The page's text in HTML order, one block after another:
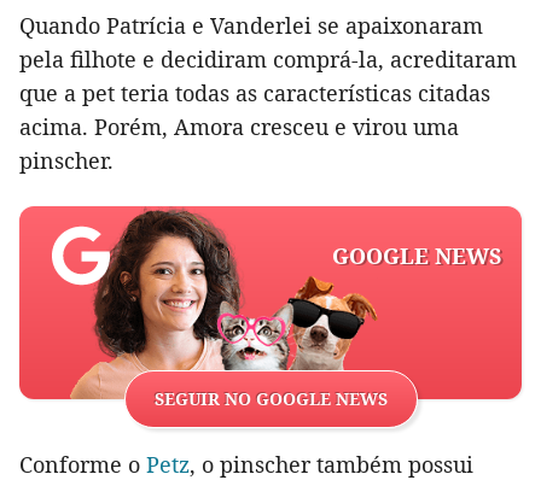
Quando Patrícia e Vanderlei se apaixonaram
pela filhote e decidiram comprá-la, acreditaram
que a pet teria todas as características citadas
acima. Porém, Amora cresceu e virou uma
pinscher.
GOOGLE NEWS
SEGUIR NO GOOGLE NEWS
Conforme o Petz, o pinscher também possui